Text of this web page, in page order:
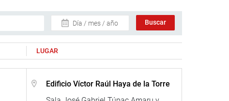
Día / mes / año
LUGAR
Edificio Víctor Raúl Haya de la Torre